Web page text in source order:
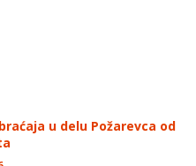
u delu Požarevca od